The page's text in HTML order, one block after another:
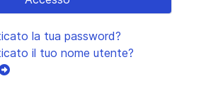
la tua password?
il tuo nome utente?